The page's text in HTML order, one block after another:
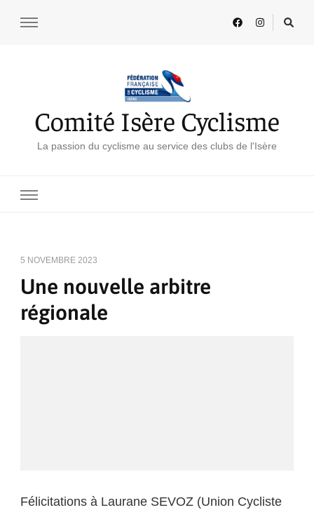
Comité Isère Cyclisme
La passion du cyclisme au service des clubs de l'Isère
5 NOVEMBRE 2023
Une nouvelle arbitre
régionale
Félicitations à Laurane SEVOZ (Union Cycliste